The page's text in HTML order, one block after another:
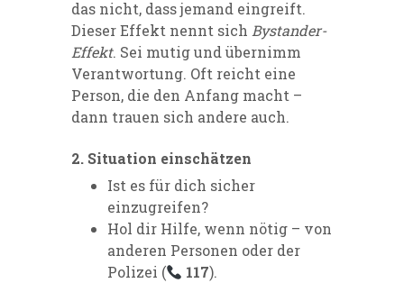
das nicht, dass jemand eingreift.
Dieser Effekt nennt sich Bystander-
Effekt. Sei mutig und übernimm
Verantwortung. Oft reicht eine
Person, die den Anfang macht –
dann trauen sich andere auch.
2. Situation einschätzen
Ist es für dich sicher
einzugreifen?
Hol dir Hilfe, wenn nötig – von
anderen Personen oder der
Polizei (
117).